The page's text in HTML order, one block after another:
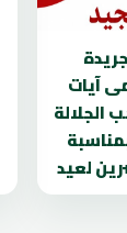
أسمى آيات
الجلالة
لعيد